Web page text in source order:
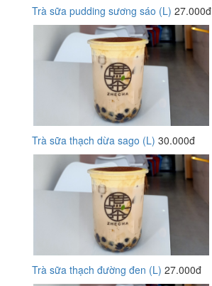
Trà sữa pudding sương sáo (L) 27.000đ
Trà sữa thạch dừa sago (L) 30.000đ
Trà sữa thạch đường đen (L) 27.000đ